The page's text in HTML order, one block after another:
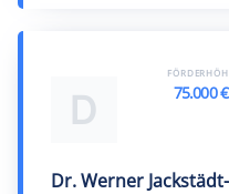
D
Dr. Werner
75.000 €